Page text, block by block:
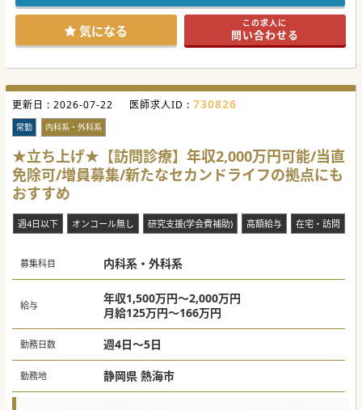
セカンドキャリアや長期的なご勤務を希望されている方にご
勤務いただきやすい環境です。
少しでもご興味がございましたらお気軽にお問い合わせくだ
気になる この求人に
問い合わせる
更新日 : 2026-07-22 医師求人ID : 730826
常勤 内科系・外科系
★立ち上げ★【訪問診療】年収2,000万円可能/当直
免除可/増員募集/新たなセカンドライフの拠点にも
おすすめ
週4日以下 オンコール無し 研究支援(学会費補助) 高額給与 在宅・訪問
募集科目 内科系・外科系
給与
年収1,500万円～2,000万円
月給125万円～166万円
勤務日数 週4日～5日
勤務地 静岡県 熱海市